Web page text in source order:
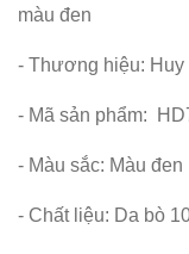
màu đen
- Thương hiệu: Huy
- Mã sản phẩm:
- Màu sắc: Màu đen
- Chất liệu: Da bò